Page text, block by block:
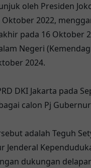
oleh Presiden
Oktober 2022,
pada 16 Oktober
Negeri
2024.
DKI Jakarta pada
calon Pj
adalah Teguh
Jenderal
dukungan